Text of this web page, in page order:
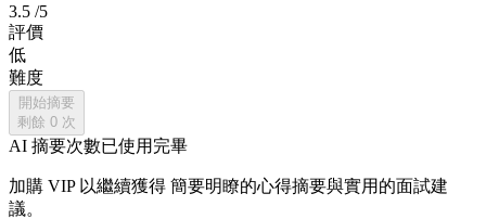
3.5 /5
評價
低
難度
開始摘要
剩餘 0 次
AI 摘要次數已使用完畢
加購 VIP 以繼續獲得 簡要明瞭的心得摘要與實用的面試建
議。